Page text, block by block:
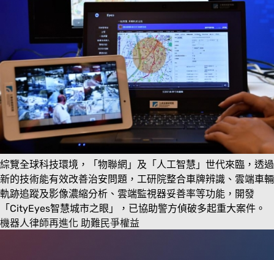
綜覽全球科技環境，「物聯網」及「人工智慧」世代來臨，透過
新的技術能有效改善治安問題，工研院整合車牌辨識、雲端車輛
軌跡追蹤及影像濃縮分析、雲端監視器妥善率等功能，開發
「CityEyes智慧城市之眼」，已協助警方偵破多起重大案件。
機器人律師再進化 助難民爭權益